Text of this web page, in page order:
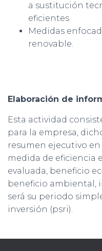
a sustitución
eficientes
Medidas
renovable.
Elaboración de
Esta actividad
para la empresa,
resumen ejecutivo en
medida de eficiencia
evaluada, beneficio
beneficio ambiental,
será su periodo
inversión (psri).